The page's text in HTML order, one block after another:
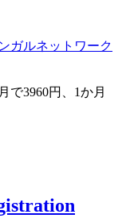
ガルネットワーク
で3960円、1か月